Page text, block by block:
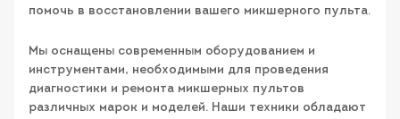
помочь в восстановлении вашего микшерного пульта.
Мы оснащены современным оборудованием и
инструментами, необходимыми для проведения
диагностики и ремонта микшерных пультов
различных марок и моделей. Наши техники обладают